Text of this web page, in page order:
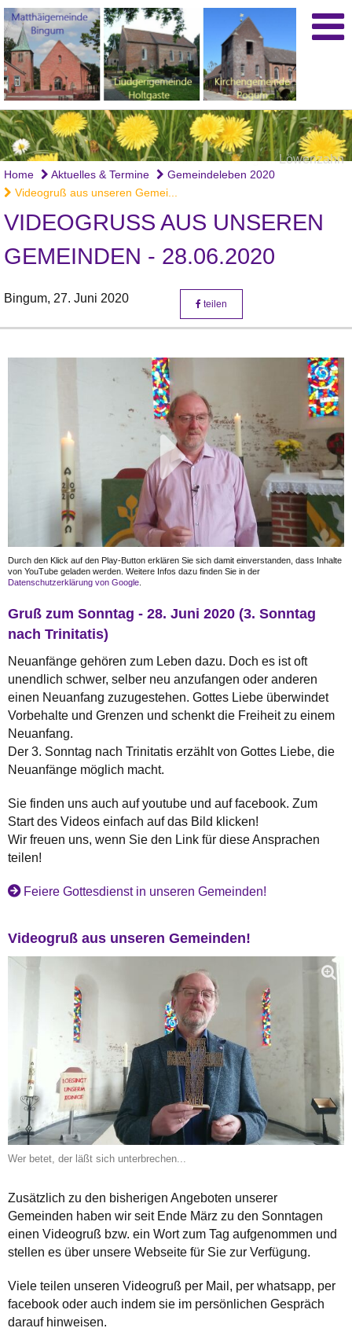
Löwenzahn
Home Aktuelles & Termine
Gemeindeleben 2020
Videogruß aus unseren Gemei...
VIDEOGRUSS AUS UNSEREN G
EMEINDEN - 28.06.2020
Bingum, 27. Juni 2020 teilen
Durch den Klick auf den Play-Button erklären Sie sich damit einverstanden, dass Inhalte
von YouTube geladen werden. Weitere Infos dazu finden Sie in der
Datenschutzerklärung von Google
Gruß zum Sonntag - 28. Juni 2020 (3. Sonntag
nach Trinitatis)
Neuanfänge gehören zum Leben dazu. Doch es ist oft
unendlich schwer, selber neu anzufangen oder anderen
einen Neuanfang zuzugestehen. Gottes Liebe überwindet
Vorbehalte und Grenzen und schenkt die Freiheit zu einem
Neuanfang.
Der 3. Sonntag nach Trinitatis erzählt von Gottes Liebe, die
Neuanfänge möglich macht.
Sie finden uns auch auf youtube und auf facebook. Zum
Start des Videos einfach auf das Bild klicken!
Wir freuen uns, wenn Sie den Link für diese Ansprachen
teilen!
Feiere Gottesdienst in unseren Gemeinden!
Videogruß aus unseren Gemeinden!
Wer betet, der läßt sich unterbrechen...
Zusätzlich zu den bisherigen Angeboten unserer
Gemeinden haben wir seit Ende März zu den Sonntagen
einen Videogruß bzw. ein Wort zum Tag aufgenommen und
stellen es über unsere Webseite für Sie zur Verfügung.
Viele teilen unseren Videogruß per Mail, per whatsapp, per
facebook oder auch indem sie im persönlichen Gespräch
darauf hinweisen.